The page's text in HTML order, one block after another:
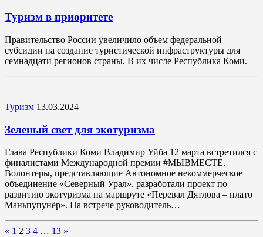
Туризм в приоритете
Правительство России увеличило объем федеральной
субсидии на создание туристической инфраструктуры для
семнадцати регионов страны. В их числе Республика Коми.
Туризм 13.03.2024
Зеленый свет для экотуризма
Глава Республики Коми Владимир Уйба 12 марта встретился с
финалистами Международной премии #МЫВМЕСТЕ.
Волонтеры, представляющие Автономное некоммерческое
объединение «Северный Урал», разработали проект по
развитию экотуризма на маршруте «Перевал Дятлова – плато
Маньпупунёр». На встрече руководитель…
« 1 2 3 4 … 13 »